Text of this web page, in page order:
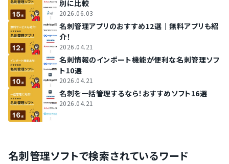
別に比較
2026.06.03
名刺管理アプリのおすすめ12選｜無料アプリも紹
介！
2026.04.21
名刺情報のインポート機能が便利な名刺管理ソフ
ト10選
2026.04.21
名刺を一括管理するなら！おすすめソフト16選
2026.04.21
名刺管理ソフトで検索されているワード